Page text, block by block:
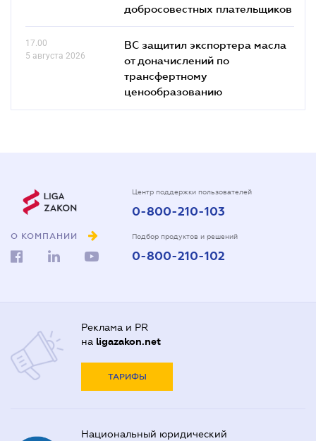
добросовестных плательщиков
17.00
5 августа 2026
ВС защитил экспортера масла
от доначислений по
трансфертному
ценообразованию
О КОМПАНИИ
Центр поддержки пользователей
0-800-210-103
Подбор продуктов и решений
0-800-210-102
Реклама и PR
на ligazakon.net
ТАРИФЫ
Национальный юридический